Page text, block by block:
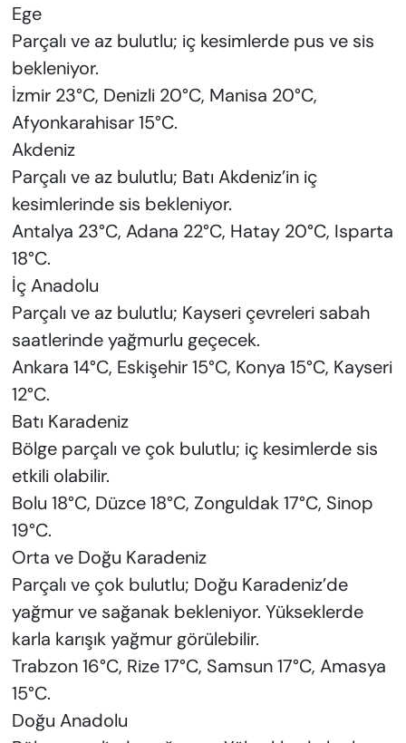
Ege
Parçalı ve az bulutlu; iç kesimlerde pus ve sis
bekleniyor.
İzmir 23°C, Denizli 20°C, Manisa 20°C,
Afyonkarahisar 15°C.
Akdeniz
Parçalı ve az bulutlu; Batı Akdeniz’in iç
kesimlerinde sis bekleniyor.
Antalya 23°C, Adana 22°C, Hatay 20°C, Isparta
18°C.
İç Anadolu
Parçalı ve az bulutlu; Kayseri çevreleri sabah
saatlerinde yağmurlu geçecek.
Ankara 14°C, Eskişehir 15°C, Konya 15°C, Kayseri
12°C.
Batı Karadeniz
Bölge parçalı ve çok bulutlu; iç kesimlerde sis
etkili olabilir.
Bolu 18°C, Düzce 18°C, Zonguldak 17°C, Sinop
19°C.
Orta ve Doğu Karadeniz
Parçalı ve çok bulutlu; Doğu Karadeniz’de
yağmur ve sağanak bekleniyor. Yükseklerde
karla karışık yağmur görülebilir.
Trabzon 16°C, Rize 17°C, Samsun 17°C, Amasya
15°C.
Doğu Anadolu